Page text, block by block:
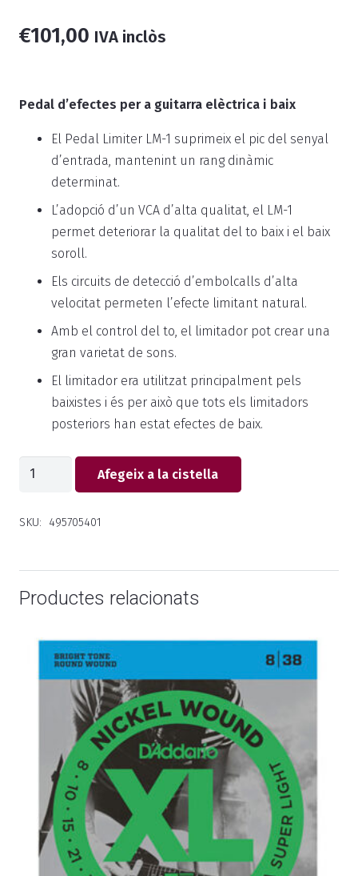
€101,00 IVA inclòs
Pedal d’efectes per a guitarra elèctrica i baix
El Pedal Limiter LM-1 suprimeix el pic del senyal
d’entrada, mantenint un rang dinàmic
determinat.
L’adopció d’un VCA d’alta qualitat, el LM-1
permet deteriorar la qualitat del to baix i el baix
soroll.
Els circuits de detecció d’embolcalls d’alta
velocitat permeten l’efecte limitant natural.
Amb el control del to, el limitador pot crear una
gran varietat de sons.
El limitador era utilitzat principalment pels
baixistes i és per això que tots els limitadors
posteriors han estat efectes de baix.
quantitat
Boss
LM-
1
Afegeix a la cistella
SKU: 495705401
Productes relacionats